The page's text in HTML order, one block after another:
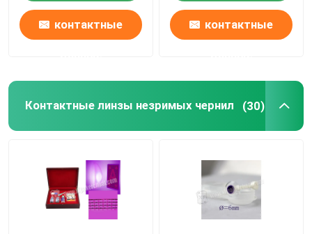
контактные контактные
Контактные линзы незримых чернил (30)